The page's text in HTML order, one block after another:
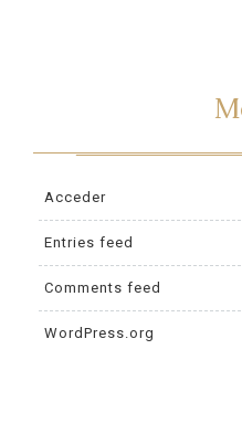
Acceder
Entries feed
Comments feed
WordPress.org